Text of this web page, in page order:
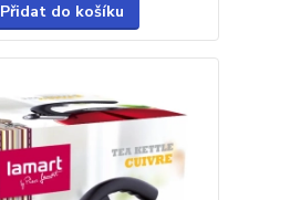
Přidat do košíku